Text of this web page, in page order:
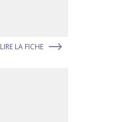
LIRE LA FICHE